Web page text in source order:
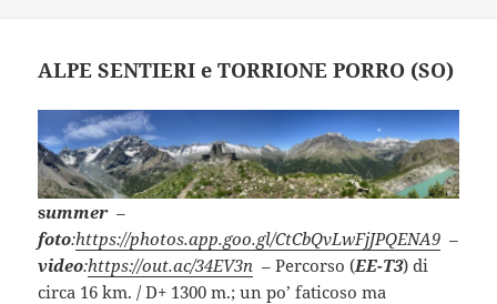
ALPE SENTIERI e TORRIONE PORRO (SO)
summer–
foto:https://photos.app.goo.gl/CtCbQvLwFjJPQENA9 –
video:https://out.ac/34EV3n – Percorso (EE-T3) di
circa 16 km. / D+ 1300 m.; un po’ faticoso ma